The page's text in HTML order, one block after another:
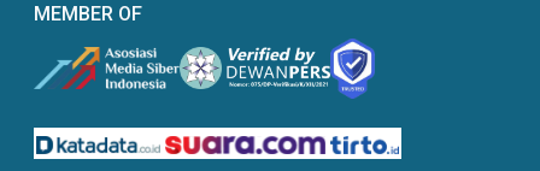
MEMBER OF